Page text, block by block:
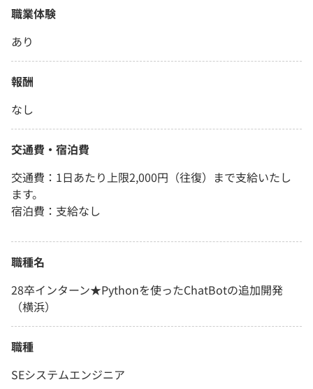
職業体験
あり
報酬
なし
交通費・宿泊費
交通費：1日あたり上限2,000円（往復）まで支給いたし
ます。
宿泊費：支給なし
職種名
28卒インターン★Pythonを使ったChatBotの追加開発
（横浜）
職種
SEシステムエンジニア